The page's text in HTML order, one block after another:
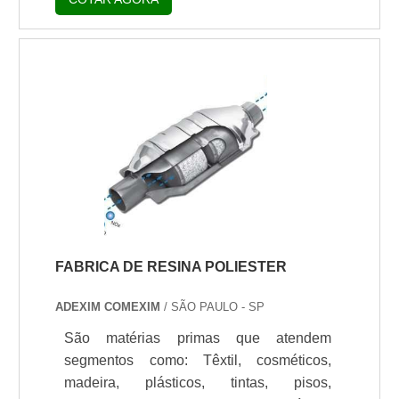
escritório de alta qualidade onde são
realizadas as atividades e estrutura
multidisciplinar de consultores associados
e equipe de alta qualidade, fecha todo o
ciclo de entrega com excelência para toda
a carteira de clientes.Aproveite a visita
para acessar o nosso site e saber mais
sobre a empresa, nossos serviços e
produtos. Se preferir, entre em contato
um orçamento!.
produto?A linha de resina poliuretano
monocomponente, é formulada à base de
sua composição. São Poliésteres
Alifáticos, que podem ser aplicados em
uma variada gama de substratos, seja
rígido ou flexível.Algumas área de
atuação: indústria, reves.
FABRICA DE RESINA POLIESTER
ADEXIM COMEXIM / SÃO PAULO - SP
São matérias primas que atendem
segmentos como: Têxtil, cosméticos,
madeira, plásticos, tintas, pisos,